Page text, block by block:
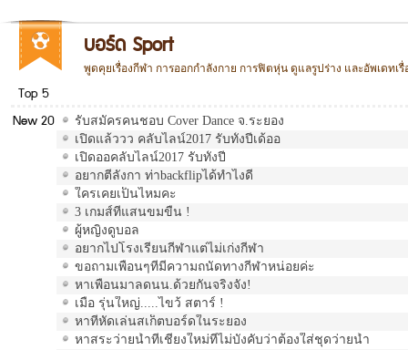
บอร์ด Sport
พูดคุยเรื่องกีฬา การออกกำลังกาย การฟิตหุ่น ดูแลรูปร่าง และอัพเดทเ
Top 5
New 20
รับสมัครคนชอบ Cover Dance จ.ระยอง
เปิดแล้ววว คลับไลน์2017 รับทั้งปีเด้ออ
เปิดออคลับไลน์2017 รับทั้งปี
อยากตีลังกา ท่าbackflipได้ทำไงดี
ใครเคยเป็นไหมคะ
3 เกมส์ที่แสนขมขื่น !
ผู้หญิงดูบอล
อยากไปโรงเรียนกีฬาแต่ไม่เก่งกีฬา
ขอถามเพื่อนๆที่มีความถนัดทางกีฬาหน่อยค่ะ
หาเพื่อนมาลดนน.ด้วยกันจริงจัง!
เมื่อ รุ่นใหญ่.....ไขว้ สตาร์ !
หาที่หัดเล่นสเก็ตบอร์ดในระยอง
หาสระว่ายน้ำที่เชียงใหม่ที่ไม่บังคับว่าต้องใส่ชุดว่ายน้ำ